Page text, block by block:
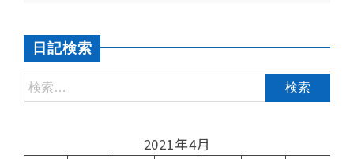
日記検索
2021年4月